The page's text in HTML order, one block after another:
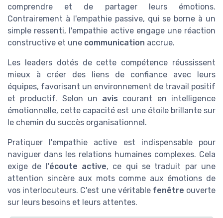
comprendre et de partager leurs émotions.
Contrairement à l'empathie passive, qui se borne à un
simple ressenti, l'empathie active engage une réaction
constructive et une communication accrue.
Les leaders dotés de cette compétence réussissent
mieux à créer des liens de confiance avec leurs
équipes, favorisant un environnement de travail positif
et productif. Selon un avis courant en intelligence
émotionnelle, cette capacité est une étoile brillante sur
le chemin du succès organisationnel.
Pratiquer l'empathie active est indispensable pour
naviguer dans les relations humaines complexes. Cela
exige de l'écoute active, ce qui se traduit par une
attention sincère aux mots comme aux émotions de
vos interlocuteurs. C'est une véritable fenêtre ouverte
sur leurs besoins et leurs attentes.